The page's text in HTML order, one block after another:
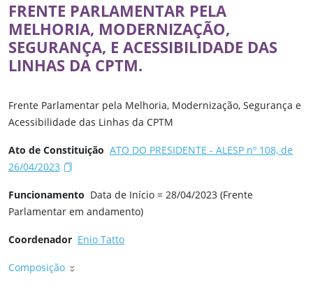
FRENTE PARLAMENTAR PELA
MELHORIA, MODERNIZAÇÃO,
SEGURANÇA, E ACESSIBILIDADE DAS
LINHAS DA CPTM.
Frente Parlamentar pela Melhoria, Modernização, Segurança e
Acessibilidade das Linhas da CPTM
Ato de Constituição ATO DO PRESIDENTE - ALESP nº 108, de
26/04/2023
Funcionamento Data de Início = 28/04/2023 (Frente
Parlamentar em andamento)
Coordenador Enio Tatto
Composição